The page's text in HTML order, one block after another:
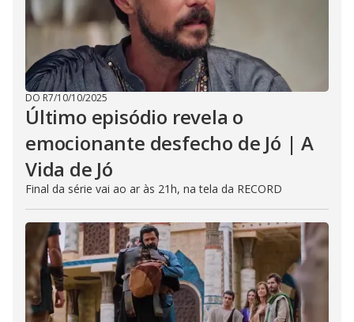
DO R7/10/10/2025
Último episódio revela o
emocionante desfecho de Jó | A
Vida de Jó
Final da série vai ao ar às 21h, na tela da RECORD